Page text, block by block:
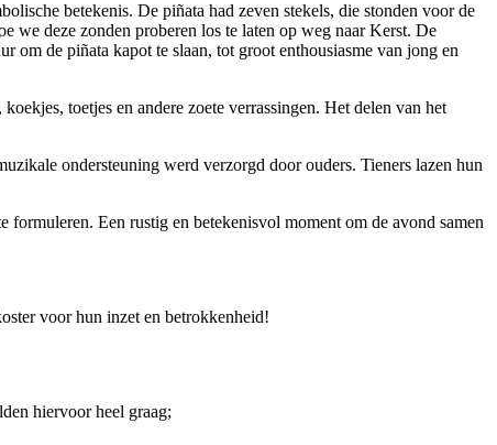
betekenis. De piñata had zeven stekels, die stonden voor de
we deze zonden proberen los te laten op weg naar Kerst. De
de piñata kapot te slaan, tot groot enthousiasme van jong en
toetjes en andere zoete verrassingen. Het delen van het
ondersteuning werd verzorgd door ouders. Tieners lazen hun
formuleren. Een rustig en betekenisvol moment om de avond samen
voor hun inzet en betrokkenheid!
hiervoor heel graag;